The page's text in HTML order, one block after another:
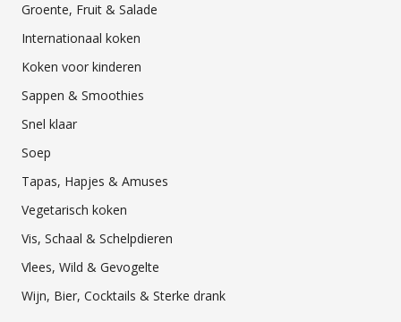
Groente, Fruit & Salade
Internationaal koken
Koken voor kinderen
Sappen & Smoothies
Snel klaar
Soep
Tapas, Hapjes & Amuses
Vegetarisch koken
Vis, Schaal & Schelpdieren
Vlees, Wild & Gevogelte
Wijn, Bier, Cocktails & Sterke drank